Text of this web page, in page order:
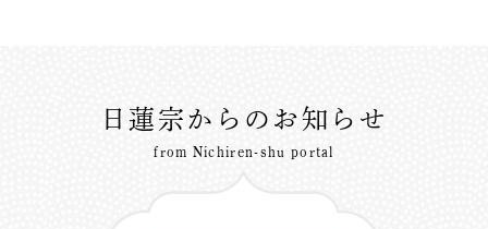
日蓮宗からのお知らせ
from Nichiren-shu portal